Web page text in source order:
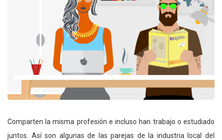
Comparten la misma profesión e incluso han trabajo o estudiado
juntos. Así son algunas de las parejas de la industria local del